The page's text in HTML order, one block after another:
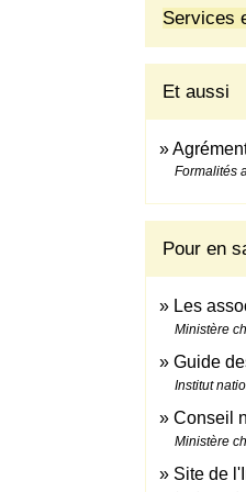
Services
Et aussi
Formalités
Pour en
Les
Ministère
Guide
Institut
Conseil
Ministère
Site de